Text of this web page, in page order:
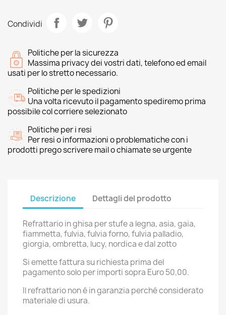
Condividi
Politiche per la sicurezza
Massima privacy dei vostri dati, telefono ed email
usati per lo stretto necessario.
Politiche per le spedizioni
Una volta ricevuto il pagamento spediremo prima
possibile col corriere selezionato
Politiche per i resi
Per resi o informazioni o problematiche con i
prodotti prego scrivere mail o chiamate se urgente
Descrizione Dettagli del prodotto
Refrattario in ghisa per stufe a legna, asia, gaia,
fiammetta, fulvia, fulvia forno, fulvia palladio,
giorgia, ombretta, lucy, nordica e dal zotto
Si emette fattura su richiesta prima del
pagamento solo per importi sopra Euro 50,00.
Il refrattario non é in garanzia perché considerato
materiale di usura.